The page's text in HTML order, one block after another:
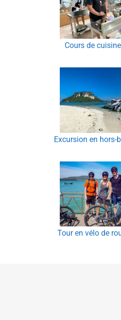
Cours de
Excursion en hors-
Tour en vélo de